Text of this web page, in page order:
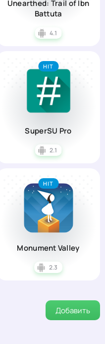
Unearthed: Trail of Ibn
Battuta
4.1
SuperSU Pro
2.1
HIT
Monument Valley
2.3
HIT
Добавить